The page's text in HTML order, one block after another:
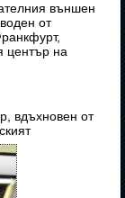
външен
от
център на
вдъхновен от